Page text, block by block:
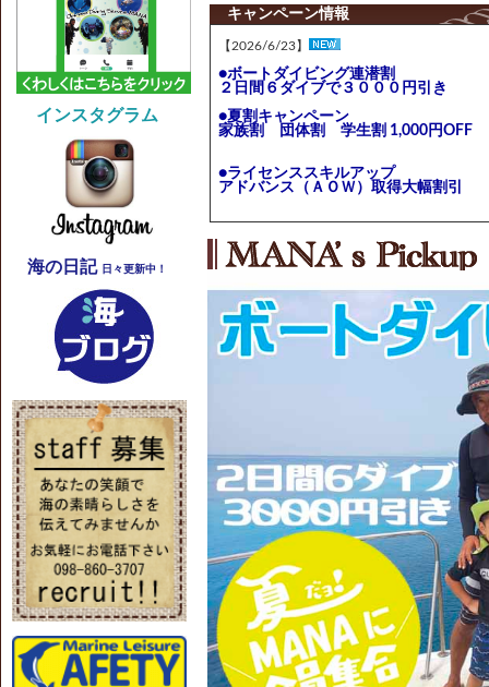
キャンペーン情報
【2026/6/23】
●ボートダイビング連潜割
２日間６ダイブで３０００円引き
●夏割キャンペーン
家族割 団体割 学生割 1,000円OFF
●ライセンススキルアップ
アドバンス（ＡＯＷ）取得大幅割引
----------------------------------------
【2026/3/26】
2026年 新生活応援キャンペーン情報！
・オープンウォーターダイバー（ＯＷ
ライセンス取得大幅割引
・アドバンス（ＡＯＷ）取得大幅割引
をクリック！
----------------------------------------
【2025/4/18】
●ボートダイビング連潜割
２日間６ダイブで３０００円引き
●夏割キャンペーン
家族割 団体割 学生割 1,000円OFF
期間：2025年7月1日～9月30日
インスタグラム
海の日記 日々更新中！